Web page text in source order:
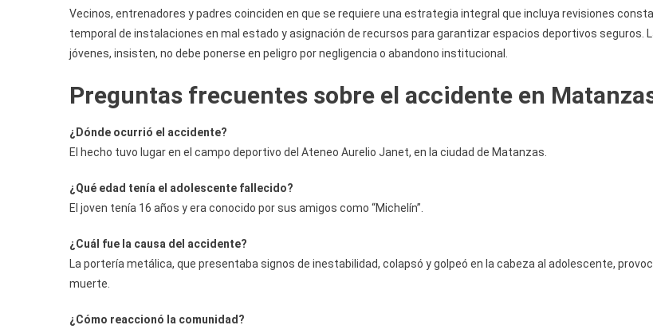
Vecinos, entrenadores y padres coinciden en que se requiere una estrategia integral que incluya revisiones
temporal de instalaciones en mal estado y asignación de recursos para garantizar espacios deportivos seguros.
jóvenes, insisten, no debe ponerse en peligro por negligencia o abandono institucional.
Preguntas frecuentes sobre el accidente en
¿Dónde ocurrió el accidente?
El hecho tuvo lugar en el campo deportivo del Ateneo Aurelio Janet, en la ciudad de Matanzas.
¿Qué edad tenía el adolescente fallecido?
El joven tenía 16 años y era conocido por sus amigos como “Michelín”.
¿Cuál fue la causa del accidente?
La portería metálica, que presentaba signos de inestabilidad, colapsó y golpeó en la cabeza al adolescente,
muerte.
¿Cómo reaccionó la comunidad?